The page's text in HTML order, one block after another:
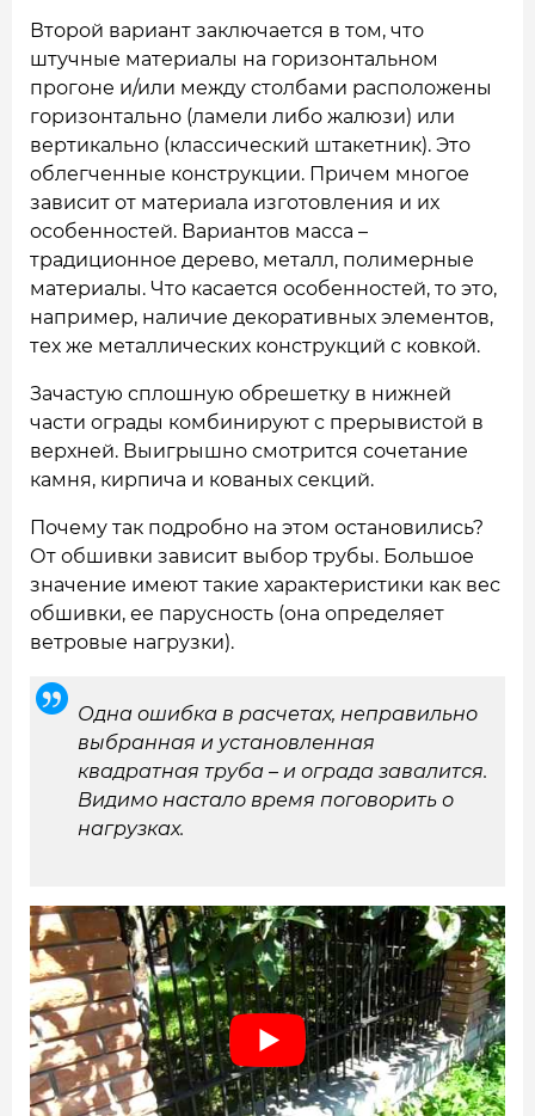
Второй вариант заключается в том, что
штучные материалы на горизонтальном
прогоне и/или между столбами расположены
горизонтально (ламели либо жалюзи) или
вертикально (классический штакетник). Это
облегченные конструкции. Причем многое
зависит от материала изготовления и их
особенностей. Вариантов масса –
традиционное дерево, металл, полимерные
материалы. Что касается особенностей, то это,
например, наличие декоративных элементов,
тех же металлических конструкций с ковкой.
Зачастую сплошную обрешетку в нижней
части ограды комбинируют с прерывистой в
верхней. Выигрышно смотрится сочетание
камня, кирпича и кованых секций.
Почему так подробно на этом остановились?
От обшивки зависит выбор трубы. Большое
значение имеют такие характеристики как вес
обшивки, ее парусность (она определяет
ветровые нагрузки).
Одна ошибка в расчетах, неправильно
выбранная и установленная
квадратная труба – и ограда завалится.
Видимо настало время поговорить о
нагрузках.